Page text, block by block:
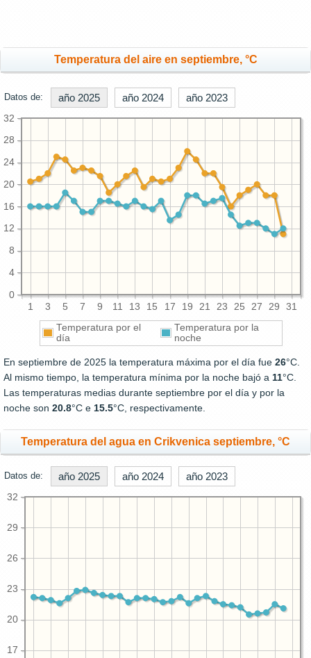
Temperatura del aire en septiembre, °C
Datos de: año 2025 año 2024 año 2023
1 3 5 7 9 11 13 15 17 19 21 23 25 27 29 31
0
4
8
12
16
20
24
28
32
Temperatura por el
día
Temperatura por la
noche
En septiembre de 2025 la temperatura máxima por el día fue 26°C.
Al mismo tiempo, la temperatura mínima por la noche bajó a 11°C.
Las temperaturas medias durante septiembre por el día y por la
noche son 20.8°C e 15.5°C, respectivamente.
Temperatura del agua en Crikvenica septiembre, °C
Datos de: año 2025 año 2024 año 2023
17
20
23
26
29
32